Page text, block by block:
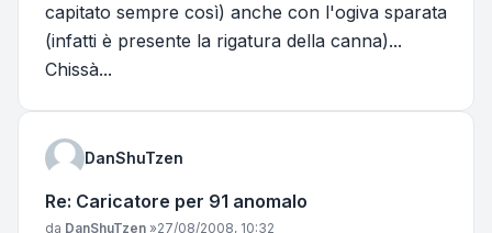
capitato sempre così) anche con l'ogiva sparata
(infatti è presente la rigatura della canna)...
Chissà...
DanShuTzen
Re: Caricatore per 91 anomalo
Messaggio
da DanShuTzen »27/08/2008, 10:32